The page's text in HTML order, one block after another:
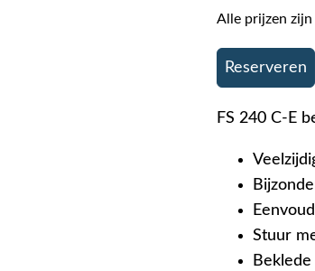
Alle prijzen
Reserveren
FS 240 C-E
Stuur